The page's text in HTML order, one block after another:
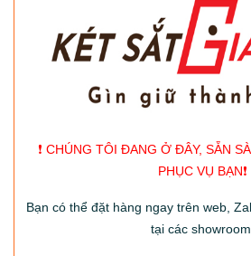
❗️ CHÚNG TÔI ĐANG Ở ĐÂY, SẴN
PHỤC VỤ BẠN❗️
Bạn có thể đặt hàng ngay trên web,
tại các